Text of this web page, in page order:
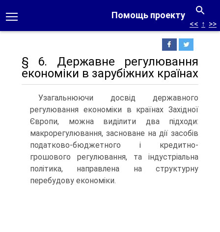
Помощь проекту
<< ↑ >>
§ 6. Державне регулювання
економіки в зарубіжних країнах
Узагальнюючи досвід державного
регулювання економіки в країнах Західної
Європи, можна виділити два підходи:
макрорегулювання, засноване на дії засобів
податково-бюджетного і кредитно-
грошового регулювання, та індустріальна
політика, направлена на структурну
перебудову економіки.